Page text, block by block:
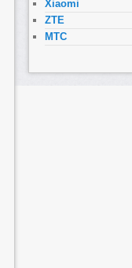
Xiaomi
ZTE
МТС